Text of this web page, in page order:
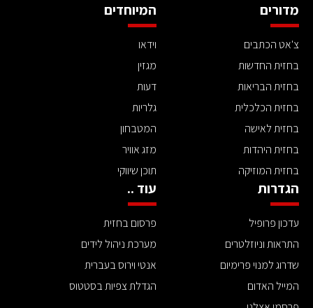
מדורים
צ'אט הכתבים
בחזית החדשות
בחזית הבריאות
בחזית הכלכלית
בחזית לאישה
בחזית היהדות
בחזית המוזיקה
המיוחדים
וידאו
מגזין
דעות
גלריות
המטבחון
מזג אוויר
תוכן שיווקי
הגדרות
עדכון פרופיל
התראות וניוזלטרים
שדרוג למנוי פרימיום
המייל האדום
עוד ..
פרסום בחזית
מערכת ניהול לידים
אנטי וירוס בעברית
הגדלת צפיות בסטטוס